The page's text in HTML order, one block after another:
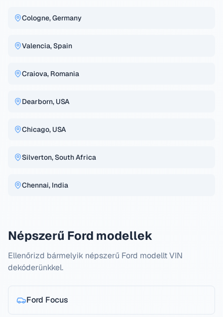
Cologne, Germany
Valencia, Spain
Craiova, Romania
Dearborn, USA
Chicago, USA
Silverton, South Africa
Chennai, India
Népszerű Ford modellek
Ellenőrizd bármelyik népszerű Ford modellt VIN
dekóderünkkel.
Ford Focus